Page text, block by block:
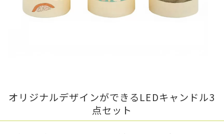
オリジナルデザインができるLEDキャンドル3
点セット